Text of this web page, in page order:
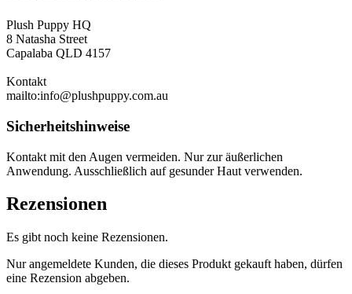
Plush Puppy HQ
8 Natasha Street
Capalaba QLD 4157
Kontakt
mailto:info@plushpuppy.com.au
Sicherheitshinweise
Kontakt mit den Augen vermeiden. Nur zur äußerlichen
Anwendung. Ausschließlich auf gesunder Haut verwenden.
Rezensionen
Es gibt noch keine Rezensionen.
Nur angemeldete Kunden, die dieses Produkt gekauft haben, dürfen
eine Rezension abgeben.